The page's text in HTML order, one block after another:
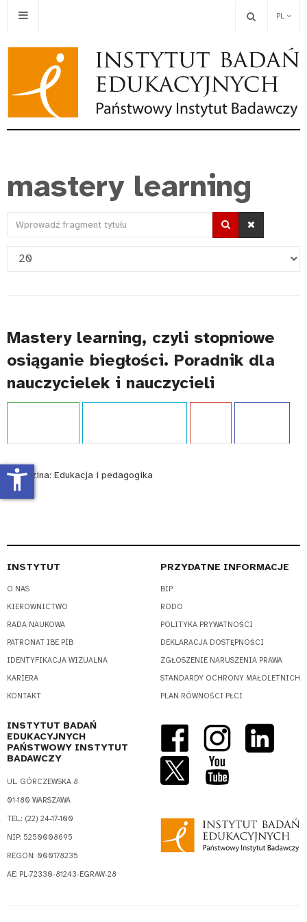
PL
mastery learning
Wprowadź
tytułu
Pokaż
Mastery learning, czyli stopniowe
osiąganie biegłości. Poradnik dla
nauczycielek i nauczycieli
Dziedzina: Edukacja i pedagogika
INSTYTUT
O NAS
KIEROWNICTWO
RADA NAUKOWA
PATRONAT IBE PIB
IDENTYFIKACJA WIZUALNA
KARIERA
KONTAKT
PRZYDATNE INFORMACJE
BIP
RODO
POLITYKA PRYWATNOŚCI
DEKLARACJA DOSTĘPNOŚCI
ZGŁOSZENIE NARUSZENIA PRAWA
STANDARDY OCHRONY MAŁOLETNICH
PLAN RÓWNOŚCI PŁCI
INSTYTUT BADAŃ
EDUKACYJNYCH
PAŃSTWOWY INSTYTUT
BADAWCZY
UL. GÓRCZEWSKA 8
01-180 WARSZAWA
TEL.: (22) 24-17-100
NIP: 5250008695
REGON: 000178235
AE: PL-72330-81243-EGRAW-28
accessibility_new